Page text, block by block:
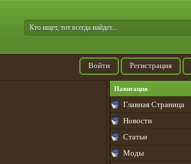
Войти Регистрация
Навигация
Главная Страница
Новости
Статьи
Моды